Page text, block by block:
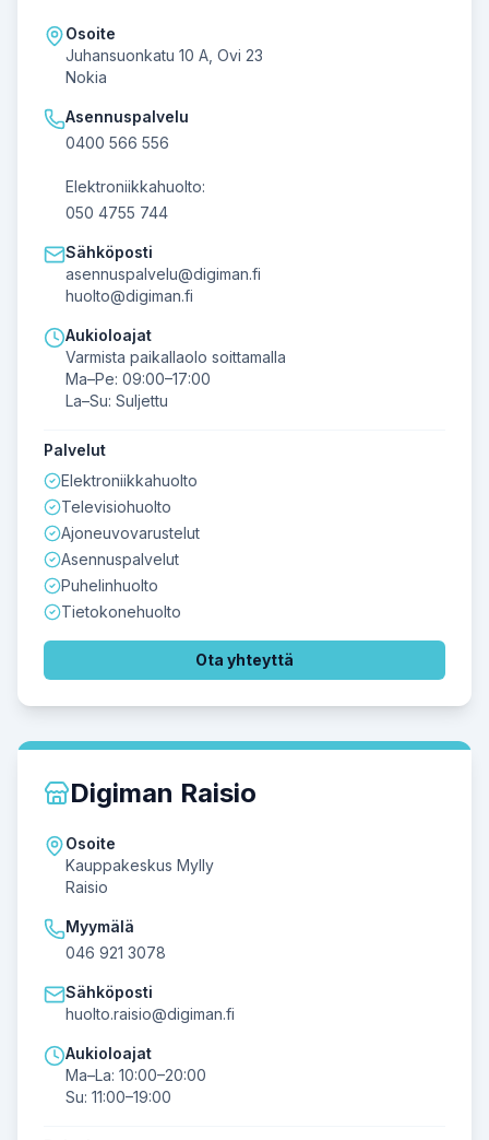
Osoite
Juhansuonkatu 10 A, Ovi 23
Nokia
Asennuspalvelu
0400 566 556
Elektroniikkahuolto:
050 4755 744
Sähköposti
asennuspalvelu@digiman.fi
huolto@digiman.fi
Aukioloajat
Varmista paikallaolo soittamalla
Ma–Pe: 09:00–17:00
La–Su: Suljettu
Palvelut
Elektroniikkahuolto
Televisiohuolto
Ajoneuvovarustelut
Asennuspalvelut
Puhelinhuolto
Tietokonehuolto
Ota yhteyttä
Digiman Raisio
Osoite
Kauppakeskus Mylly
Raisio
Myymälä
046 921 3078
Sähköposti
huolto.raisio@digiman.fi
Aukioloajat
Ma–La: 10:00–20:00
Su: 11:00–19:00